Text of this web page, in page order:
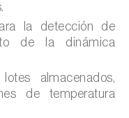
Planococcus
Halyomorpha
la detección de
de la dinámica
almacenados,
de temperatura